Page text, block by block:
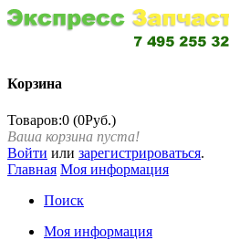
Корзина
Товаров:0 (0Руб.)
Ваша корзина пуста!
Войти или зарегистрироваться.
Главная Моя информация
Поиск
Моя информация